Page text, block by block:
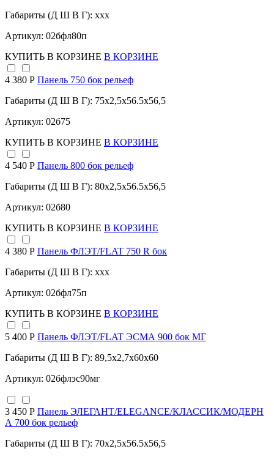
Габариты (Д Ш В Г): xxx
Артикул: 02бфл80п
КУПИТЬ В КОРЗИНЕ В КОРЗИНЕ
4 380 Р Панель 750 бок рельеф
Габариты (Д Ш В Г): 75x2,5x56.5x56,5
Артикул: 02б75
КУПИТЬ В КОРЗИНЕ В КОРЗИНЕ
4 540 Р Панель 800 бок рельеф
Габариты (Д Ш В Г): 80x2,5x56.5x56,5
Артикул: 02б80
КУПИТЬ В КОРЗИНЕ В КОРЗИНЕ
4 380 Р Панель ФЛЭТ/FLAT 750 R бок
Габариты (Д Ш В Г): xxx
Артикул: 02бфл75п
КУПИТЬ В КОРЗИНЕ В КОРЗИНЕ
5 400 Р Панель ФЛЭТ/FLAT ЭСМА 900 бок МГ
Габариты (Д Ш В Г): 89,5x2,7x60x60
Артикул: 02бфлэс90мг
3 450 Р Панель ЭЛЕГАНТ/ELEGANCE/КЛАССИК/МОДЕРН
А 700 бок рельеф
Габариты (Д Ш В Г): 70x2,5x56.5x56,5